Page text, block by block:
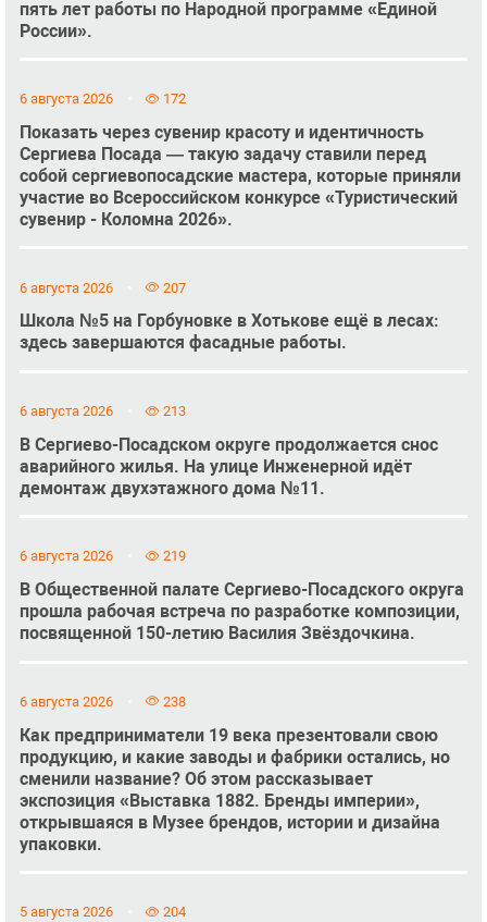
пять лет работы по Народной программе «Единой
России».
6 августа 2026 172
Показать через сувенир красоту и идентичность
Сергиева Посада — такую задачу ставили перед
собой сергиевопосадские мастера, которые приняли
участие во Всероссийском конкурсе «Туристический
сувенир - Коломна 2026».
6 августа 2026 207
Школа №5 на Горбуновке в Хотькове ещё в лесах:
здесь завершаются фасадные работы.
6 августа 2026 213
В Сергиево-Посадском округе продолжается снос
аварийного жилья. На улице Инженерной идёт
демонтаж двухэтажного дома №11.
6 августа 2026 219
В Общественной палате Сергиево-Посадского округа
прошла рабочая встреча по разработке композиции,
посвященной 150-летию Василия Звёздочкина.
6 августа 2026 238
Как предприниматели 19 века презентовали свою
продукцию, и какие заводы и фабрики остались, но
сменили название? Об этом рассказывает
экспозиция «Выставка 1882. Бренды империи»,
открывшаяся в Музее брендов, истории и дизайна
упаковки.
5 августа 2026 204